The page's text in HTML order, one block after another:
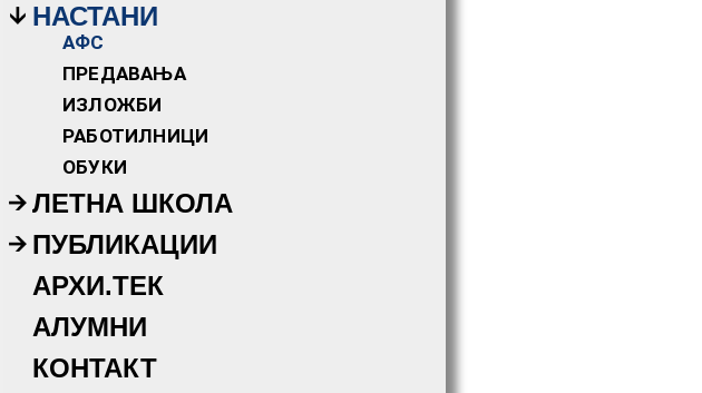
НАСТАНИ
АФС
ПРЕДАВАЊА
ИЗЛОЖБИ
РАБОТИЛНИЦИ
ОБУКИ
ЛЕТНА ШКОЛА
ПУБЛИКАЦИИ
АРХИ.ТЕК
АЛУМНИ
КОНТАКТ